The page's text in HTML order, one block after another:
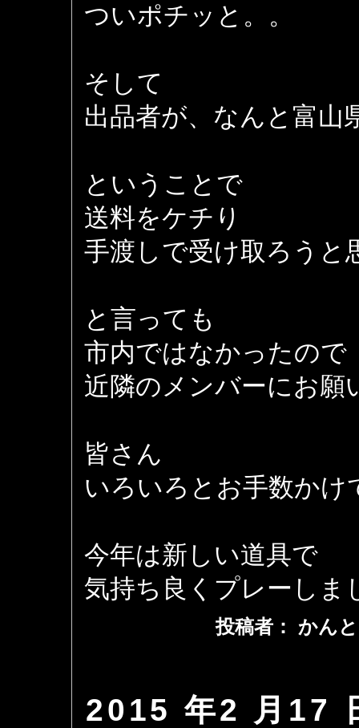
ついポチッと。。
そして
出品者が、なんと富山
ということで
送料をケチり
手渡しで受け取ろうと
と言っても
市内ではなかったので
近隣のメンバーにお願
皆さん
いろいろとお手数かけ
今年は新しい道具で
気持ち良くプレーしま
投稿者： かん
2015 年2 月17